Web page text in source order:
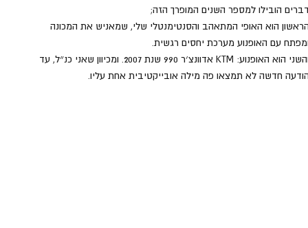
הובילו למספר השנים המופרך הזה;
הוא האופי המתאהב והסנטימנטלי שלי, שמאניש את המכונה
עם האופנוע מערכת יחסים רגשית.
והשני הוא האופנוע: KTM אדוונצ׳ר 990 שנת 2007. ומכיוון שאני כנ״ל, עד
חדשה לא תמצאו פה מילה אובייקטיבית אחת עליו.